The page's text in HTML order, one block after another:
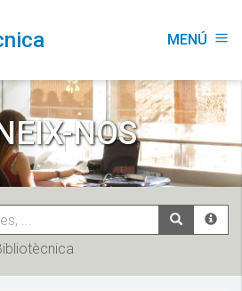
MENÚ menu
NOS